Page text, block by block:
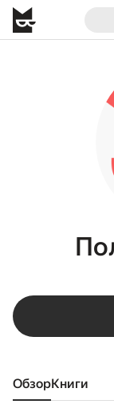
Обзор книги